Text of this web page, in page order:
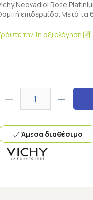
Neovadiol Rose
επιδερμίδα. Μετά τα
την 1η αξιολόγηση
Άμεσα διαθέσιμο